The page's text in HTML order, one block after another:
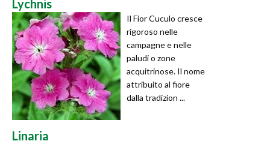
Lychnis
Il Fior Cuculo cresce
rigoroso nelle
campagne e nelle
paludi o zone
acquitrinose. Il nome
attribuito al fiore
dalla tradizion ...
Linaria